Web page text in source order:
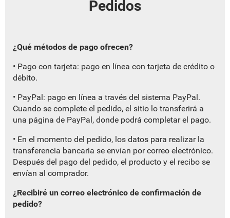
Pedidos
¿Qué métodos de pago ofrecen?
• Pago con tarjeta: pago en línea con tarjeta de crédito o
débito.
• PayPal: pago en línea a través del sistema PayPal.
Cuando se complete el pedido, el sitio lo transferirá a
una página de PayPal, donde podrá completar el pago.
• En el momento del pedido, los datos para realizar la
transferencia bancaria se envían por correo electrónico.
Después del pago del pedido, el producto y el recibo se
envían al comprador.
¿Recibiré un correo electrónico de confirmación de
pedido?